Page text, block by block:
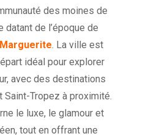
des moines de
de l’époque de
. La ville est
idéal pour explorer
avec des destinations
Tropez à proximité.
le luxe, le glamour et
tout en offrant une